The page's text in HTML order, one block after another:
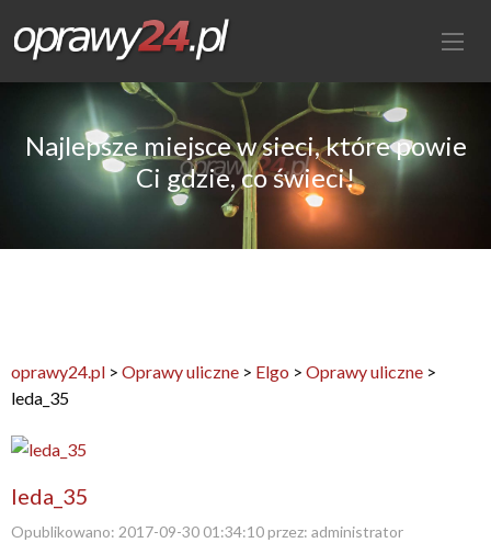
Najlepsze miejsce w sieci, które powie
Ci gdzie, co świeci!
oprawy24.pl > Oprawy uliczne > Elgo > Oprawy uliczne >
leda_35
leda_35
Opublikowano: 2017-09-30 01:34:10przez: administrator